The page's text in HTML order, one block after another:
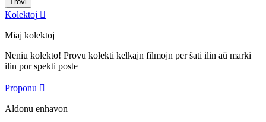
Kolektoj 
Miaj kolektoj
Neniu kolekto! Provu kolekti kelkajn filmojn per ŝati ilin aŭ marki
ilin por spekti poste
Proponu 
Aldonu enhavon